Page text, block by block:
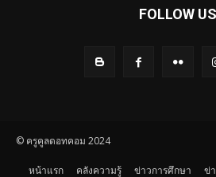
FOLLOW US
© ครูคูลดอทคอม 2024
หน้าแรก คลังความรู้ ข่าวการศึกษา ข่